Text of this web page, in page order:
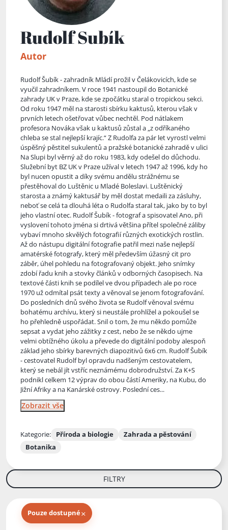
Rudolf Subík
Autor
Rudolf Šubík - zahradník Mládí prožil v Čelákovicích, kde se
vyučil zahradníkem. V roce 1941 nastoupil do Botanické
zahrady UK v Praze, kde se zpočátku staral o tropickou sekci.
Od roku 1947 měl na starosti sbírku kaktusů, kterou však v
prvních letech ošetřovat vůbec nechtěl. Pod nátlakem
profesora Nováka však u kaktusů zůstal a „z odříkaného
chleba se stal nejlepší krajíc.“ Z Rudolfa za pár let vyrostl velmi
úspěšný pěstitel sukulentů a pražské botanické zahradě v ulici
Na Slupi byl věrný až do roku 1983, kdy odešel do důchodu.
Služební byt BZ UK v Praze užíval v letech 1947 až 1996, kdy ho
byl nucen opustit a díky svému andělu strážnému se
přestěhoval do Luštěnic u Mladé Boleslavi. Luštěnický
starosta a známý kaktusář by měl dostat medaili za zásluhy,
neboť se celá ta dlouhá léta o Rudolfa staral tak, jako by to byl
jeho vlastní otec. Rudolf Šubík - fotograf a spisovatel Ano, při
vyslovení tohoto jména si drtivá většina přítel společné záliby
vybaví mnoho skvělých fotografií různých exotických rostlin.
Až do nástupu digitální fotografie patřil mezi naše nejlepší
amatérské fotografy, který měl především úžasný cit pro
záběr, úhel pohledu na fotografovaný objekt. Jeho snímky
zdobí řadu knih a stovky článků v odborných časopisech. Na
textové části knih se podílel ve dvou případech ale po roce
1970 už odmítal psát texty a věnoval se jenom fotografování.
Do posledních dnů svého života se Rudolf věnoval svému
bohatému archívu, který si neustále prohlížel a pokoušel se
ho přehledně uspořádat. Snil o tom, že mu někdo pomůže
sepsat a vydat jeho zážitky z cest, nebo že se někdo ujme
velmi obtížného úkolu a převede do digitální podoby alespoň
základ jeho sbírky barevných diapozitivů 6x6 cm. Rudolf Šubík
- cestovatel Rudolf byl opravdu nadšeným cestovatelem,
který se nebál jít vstříc neznámému dobrodružství. Za K+S
podnikl celkem 12 výprav do obou částí Ameriky, na Kubu, do
Jižní Afriky a na Kanárské ostrovy. Poslední ces...
Zobrazit vše
Kategorie: Příroda a biologie
Zahrada a pěstování
Botanika
FILTRY
Pouze dostupné×